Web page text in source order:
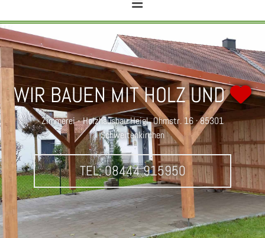
WIR BAUEN MIT HOLZ UND
Zimmerei - Holzhausbau Heigl Ohmstr. 16 · 85301
Schweitenkirchen
TEL: 08444 915950